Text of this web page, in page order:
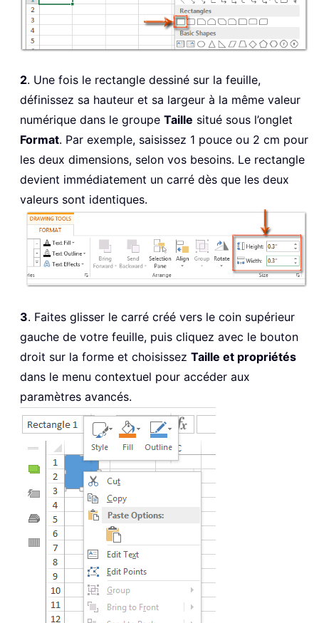
2. Une fois le rectangle dessiné sur la feuille,
définissez sa hauteur et sa largeur à la même valeur
numérique dans le groupe Taille situé sous l’onglet
Format. Par exemple, saisissez 1 pouce ou 2 cm pour
les deux dimensions, selon vos besoins. Le rectangle
devient immédiatement un carré dès que les deux
valeurs sont identiques.
3. Faites glisser le carré créé vers le coin supérieur
gauche de votre feuille, puis cliquez avec le bouton
droit sur la forme et choisissez Taille et propriétés
dans le menu contextuel pour accéder aux
paramètres avancés.